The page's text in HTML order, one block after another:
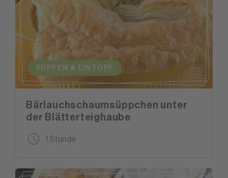
SUPPEN & EINTOPF
Bärlauchschaumsüppchen unter
der Blätterteighaube
1 Stunde